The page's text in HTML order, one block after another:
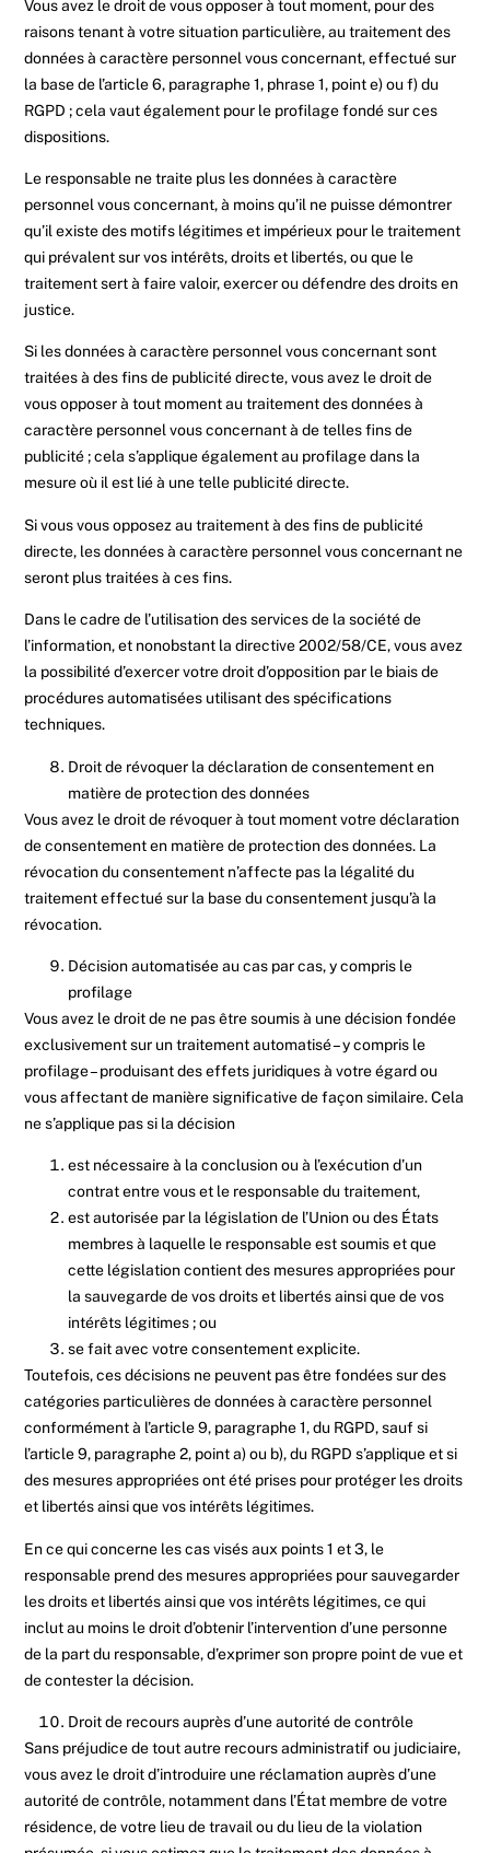
Vous avez le droit de vous opposer à tout moment, pour des
raisons tenant à votre situation particulière, au traitement des
données à caractère personnel vous concernant, effectué sur
la base de l’article 6, paragraphe 1, phrase 1, point e) ou f) du
RGPD ; cela vaut également pour le profilage fondé sur ces
dispositions.
Le responsable ne traite plus les données à caractère
personnel vous concernant, à moins qu’il ne puisse démontrer
qu’il existe des motifs légitimes et impérieux pour le traitement
qui prévalent sur vos intérêts, droits et libertés, ou que le
traitement sert à faire valoir, exercer ou défendre des droits en
justice.
Si les données à caractère personnel vous concernant sont
traitées à des fins de publicité directe, vous avez le droit de
vous opposer à tout moment au traitement des données à
caractère personnel vous concernant à de telles fins de
publicité ; cela s’applique également au profilage dans la
mesure où il est lié à une telle publicité directe.
Si vous vous opposez au traitement à des fins de publicité
directe, les données à caractère personnel vous concernant ne
seront plus traitées à ces fins.
Dans le cadre de l’utilisation des services de la société de
l’information, et nonobstant la directive 2002/58/CE, vous avez
la possibilité d’exercer votre droit d’opposition par le biais de
procédures automatisées utilisant des spécifications
techniques.
Droit de révoquer la déclaration de consentement en
matière de protection des données
Vous avez le droit de révoquer à tout moment votre déclaration
de consentement en matière de protection des données. La
révocation du consentement n’affecte pas la légalité du
traitement effectué sur la base du consentement jusqu’à la
révocation.
Décision automatisée au cas par cas, y compris le
profilage
Vous avez le droit de ne pas être soumis à une décision fondée
exclusivement sur un traitement automatisé – y compris le
profilage – produisant des effets juridiques à votre égard ou
vous affectant de manière significative de façon similaire. Cela
ne s’applique pas si la décision
est nécessaire à la conclusion ou à l’exécution d’un
contrat entre vous et le responsable du traitement,
est autorisée par la législation de l’Union ou des États
membres à laquelle le responsable est soumis et que
cette législation contient des mesures appropriées pour
la sauvegarde de vos droits et libertés ainsi que de vos
intérêts légitimes ; ou
se fait avec votre consentement explicite.
Toutefois, ces décisions ne peuvent pas être fondées sur des
catégories particulières de données à caractère personnel
conformément à l’article 9, paragraphe 1, du RGPD, sauf si
l’article 9, paragraphe 2, point a) ou b), du RGPD s’applique et si
des mesures appropriées ont été prises pour protéger les droits
et libertés ainsi que vos intérêts légitimes.
En ce qui concerne les cas visés aux points 1 et 3, le
responsable prend des mesures appropriées pour sauvegarder
les droits et libertés ainsi que vos intérêts légitimes, ce qui
inclut au moins le droit d’obtenir l’intervention d’une personne
de la part du responsable, d’exprimer son propre point de vue et
de contester la décision.
Droit de recours auprès d’une autorité de contrôle
Sans préjudice de tout autre recours administratif ou judiciaire,
vous avez le droit d’introduire une réclamation auprès d’une
autorité de contrôle, notamment dans l’État membre de votre
résidence, de votre lieu de travail ou du lieu de la violation